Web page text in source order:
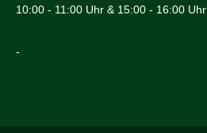
10:00 - 11:00 Uhr & 15:00 - 16:00 Uhr
-